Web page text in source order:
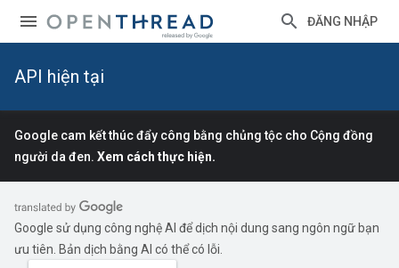
ĐĂNG NHẬP
API hiện tại
Google cam kết thúc đẩy công bằng chủng tộc cho Cộng đồng
người da đen. Xem cách thực hiện.
Google sử dụng công nghệ AI để dịch nội dung sang ngôn ngữ bạn
ưu tiên. Bản dịch bằng AI có thể có lỗi.